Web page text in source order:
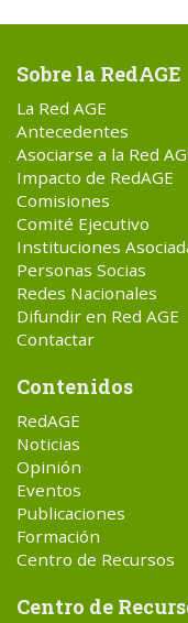
Sobre la RedAGE
La Red AGE
Antecedentes
Asociarse a la Red
Impacto de RedAGE
Comisiones
Comité Ejecutivo
Instituciones
Personas Socias
Redes Nacionales
Difundir en Red AGE
Contactar
Contenidos
RedAGE
Noticias
Opinión
Eventos
Publicaciones
Formación
Centro de Recursos
Centro de